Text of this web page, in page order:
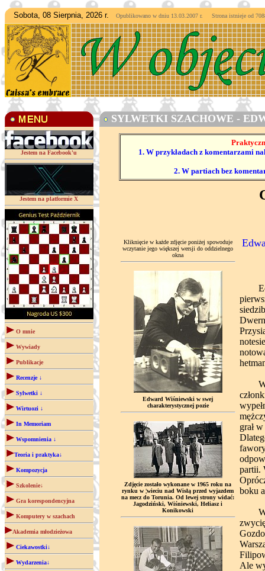
Sobota, 08 Sierpnia, 2026 r. Opublikowano w dniu 13.03.2007 r. Strona istnieje od
Jestem na Facebook'u
Jestem na platformie X
O mnie
Wywiady
Publikacje
Recenzje ↓
Sylwetki ↓
Wirtuozi ↓
In Memoriam
Wspomnienia ↓
Teoria i praktyka↓
Kompozycja
Szkolenie↓
Gra korespondencyjna
Komputery w szachach
Akademia młodzieżowa
Ciekawostki↓
Wydarzenia↓
SYLWETKI SZACHOWE -
1. W przykładach z komentarzami
2. W partiach bez
Kliknięcie w każde zdjęcie poniżej spowoduje
wczytanie jego większej wersji do oddzielnego
okna
Edward Wiśniewski w swej
charakterystycznej pozie
Zdjęcie zostało wykonane w 1965 roku na
rynku w ¦wieciu nad Wisłą przed wyjazdem
na mecz do Torunia. Od lewej strony widać:
Jagodziński, Wiśniewski, Heliasz i
Konikowski
W
grał
partii.
boku
W
Ale